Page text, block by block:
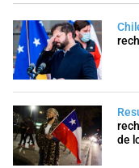
de